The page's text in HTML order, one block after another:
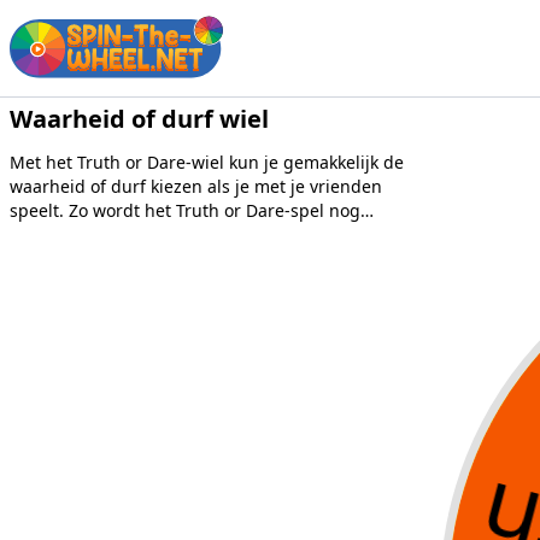
Waarheid of durf wiel
Met het Truth or Dare-wiel kun je gemakkelijk de
waarheid of durf kiezen als je met je vrienden
speelt. Zo wordt het Truth or Dare-spel nog